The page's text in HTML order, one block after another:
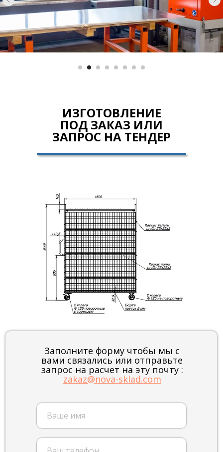
ИЗГОТОВЛЕНИЕ
ПОД ЗАКАЗ ИЛИ
ЗАПРОС НА ТЕНДЕР
Заполните форму чтобы мы с
вами связались или отправьте
запрос на расчет на эту почту :
zakaz@nova-sklad.com